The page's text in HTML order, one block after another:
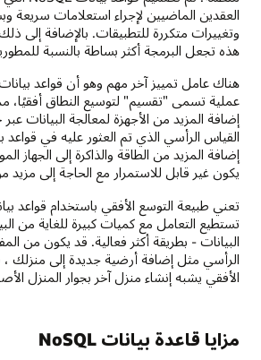
العقدين الماضيين لإجراء استعلامات سريعة
وتغييرات متكررة للتطبيقات. بالإضافة إلى
هذه تجعل البرمجة أكثر بساطة بالنسبة
عملية تسمى "تقسيم" لتوسيع النطاق أفقيًا،
إضافة المزيد من الأجهزة لمعالجة البيانات
إضافة المزيد من الطاقة والذاكرة إلى الجهاز
يكون غير قابل للاستمرار مع الحاجة إلى مزيد
تستطيع التعامل مع كميات كبيرة للغاية من
البيانات - بطريقة أكثر فعالية. قد يكون من
الرأسي مثل إضافة أرضية جديدة إلى منزلك
الأفقي يشبه إنشاء منزل آخر بجوار المنزل
مزايا قاعدة بيانات NoSQL